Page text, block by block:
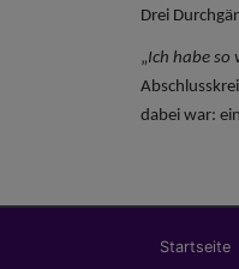
Drei
„Ich habe so
dabei war:
Startseite